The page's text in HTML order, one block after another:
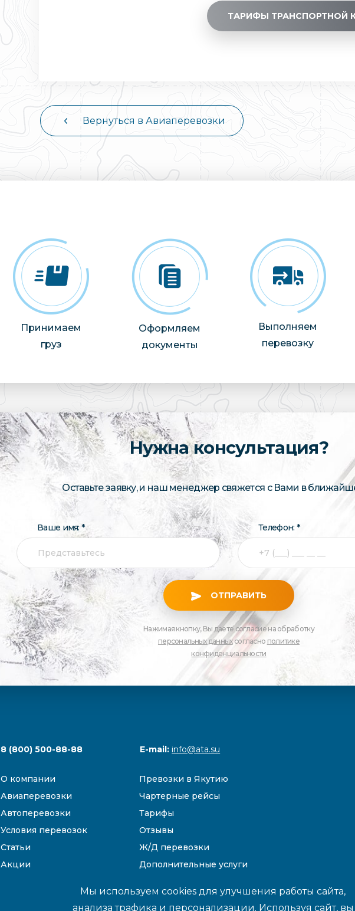
ТАРИФЫ ТРАНСПОРТНОЙ
Вернуться в Авиаперевозки
Принимаем
груз
Оформляем
документы
Выполняем
перевозку
Нужна консультация?
Оставьте заявку, и наш менеджер свяжется с Вами в
Ваше имя: * Телефон: *
ОТПРАВИТЬ
Нажимая кнопку, Вы даете согласие на обработку
персональных данныхсогласно политике
конфиденциальности
8 (800) 500-88-88 E-mail:info@ata.su
О компании
Превозки в Якутию
Авиаперевозки
Чартерные рейсы
Автоперевозки
Тарифы
Условия перевозок
Отзывы
Статьи
Ж/Д перевозки
Акции
Дополнительные услуги
Мы используем cookies для улучшения работы сайта,
анализа трафика и персонализации. Используя сайт, вы